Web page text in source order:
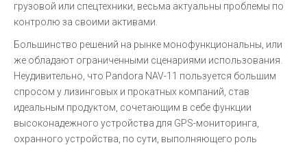
грузовой или спецтехники, весьма актуальны проблемы по
контролю за своими активами.
Большинство решений на рынке монофункциональны, или
же обладают ограниченными сценариями использования.
Неудивительно, что Pandora NAV-11 пользуется большим
спросом у лизинговых и прокатных компаний, став
идеальным продуктом, сочетающим в себе функции
высоконадежного устройства для GPS-мониторинга,
охранного устройства, по сути, выполняющего роль